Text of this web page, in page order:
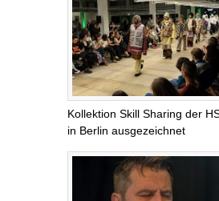
Kollektion Skill Sharing der
in Berlin ausgezeichnet